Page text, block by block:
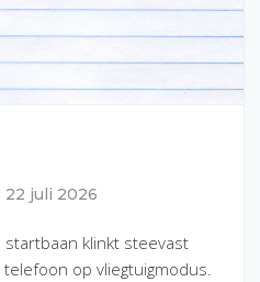
22 juli 2026
klinkt steevast
op vliegtuigmodus.